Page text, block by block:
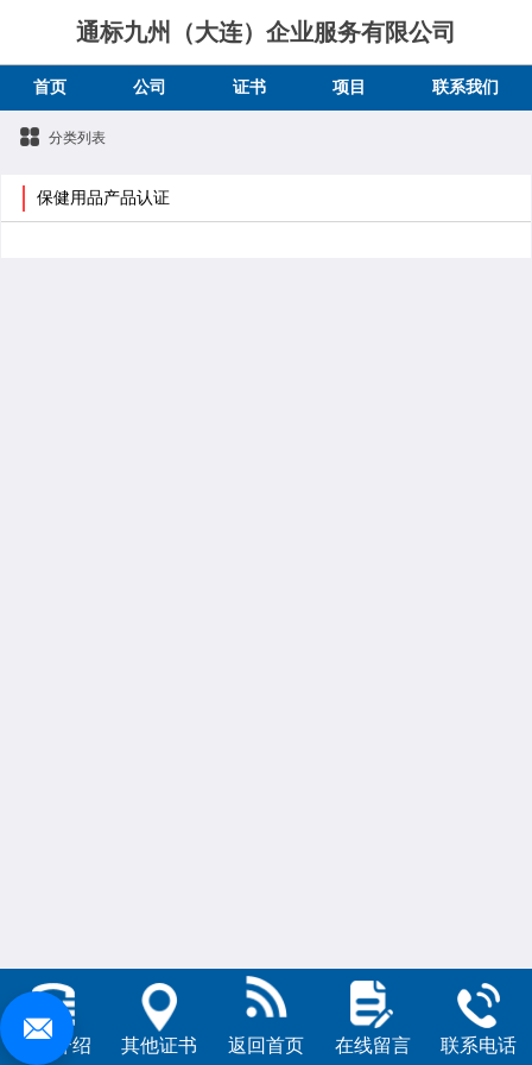
通标九州（大连）企业服务有限公司
首页 公司 证书 项目 联系我们
分类列表
保健用品产品认证
公司介绍 其他证书 返回首页 在线留言 联系电话